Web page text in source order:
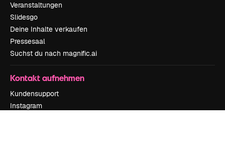
Veranstaltungen
Slidesgo
Deine Inhalte verkaufen
Pressesaal
Suchst du nach magnific.ai
Kontakt aufnehmen
Kundensupport
Instagram